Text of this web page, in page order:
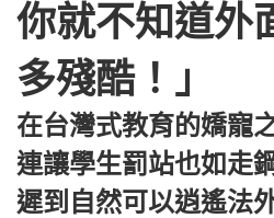
你就不知道外
多殘酷！」
在台灣式教育的嬌寵
連讓學生罰站也如走
遲到自然可以逍遙法